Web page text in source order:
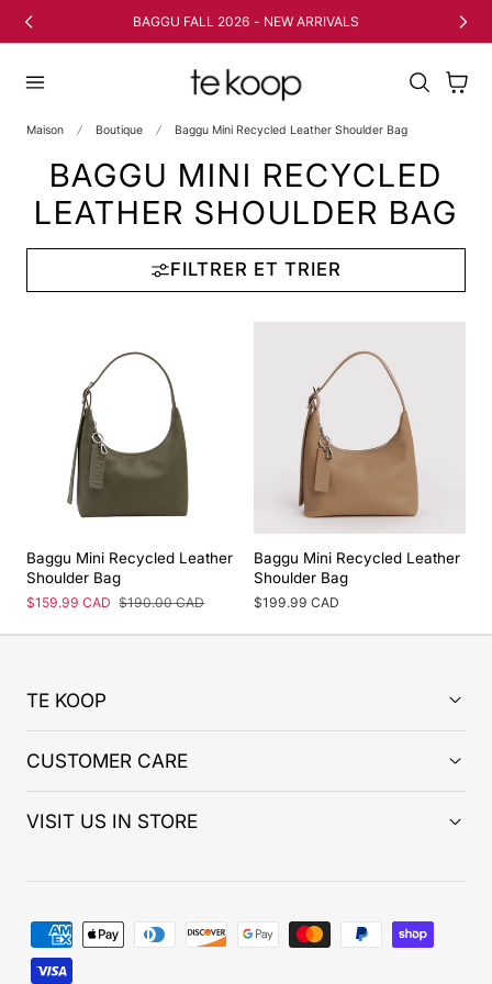
AU CONTENUBAGGU FALL 2026 - NEW ARRIVALS
Panier
Maison Boutique Baggu Mini Recycled Leather Shoulder Bag
BAGGU MINI RECYCLED
LEATHER SHOULDER BAG
FILTRER ET TRIER
Baggu Mini Recycled Leather
Shoulder Bag
Prix
de
$159.99 CAD Prix
régulier
$190.00 CAD
Baggu Mini Recycled Leather
Shoulder Bag
Prix
régulier
$199.99 CAD
TE KOOP
CUSTOMER CARE
VISIT US IN STORE
paiement